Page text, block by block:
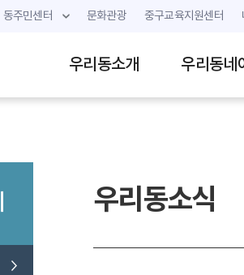
동주민센터 문화관광 중구교육지원센터
우리동소개 우리동네
우리동소식